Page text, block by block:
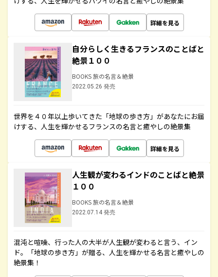
詳細を見る
自分らしく生きるフランスのことばと
絶景１００
BOOKS 旅の名言＆絶景
2022.05.26 発売
世界を４０年以上歩いてきた「地球の歩き方」があなたにお届
けする、人生を輝かせるフランスの名言と癒やしの絶景集
詳細を見る
人生観が変わるインドのことばと絶景
１００
BOOKS 旅の名言＆絶景
2022.07.14 発売
混沌と喧噪、行った人の大半が人生観が変わると言う、イン
ド。「地球の歩き方」が贈る、人生を輝かせる名言と癒やしの
絶景集！